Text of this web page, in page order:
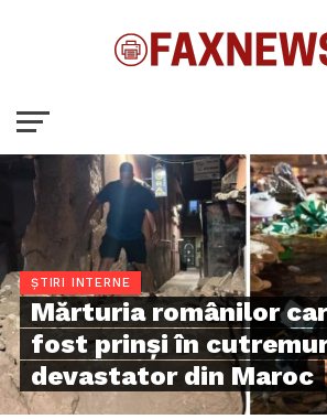
ȘTIRI INTERNE
Mărturia românilor
fost prinși în
devastator din Maroc